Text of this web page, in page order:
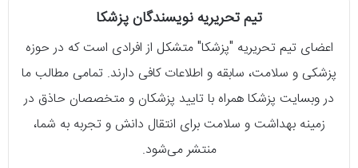
تیم تحریریه نویسندگان پزشکا
اعضای تیم تحریریه "پزشکا" متشکل از افرادی است که در حوزه
پزشکی و سلامت، سابقه و اطلاعات کافی دارند. تمامی مطالب ما
در وبسایت پزشکا همراه با تایید پزشکان و متخصصان حاذق در
زمینه بهداشت و سلامت برای انتقال دانش و تجربه به شما،
منتشر می‌شود.